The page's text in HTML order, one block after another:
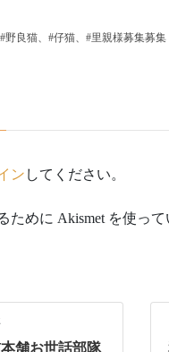
野良猫、#仔猫、#里親様募集募集
ン してください。
めに Akismet を使って
舗お世話部隊